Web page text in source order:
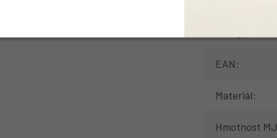
28 ks.
EAN:
Materiál:
Hmotnost MJ